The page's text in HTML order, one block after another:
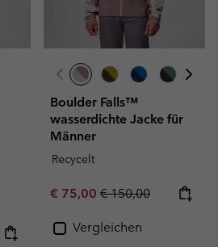
Boulder Falls™
wasserdichte Jacke für
Männer
Recycelt
Sale price:
€ 75,00 Regular price:
€ 150,00
Vergleichen